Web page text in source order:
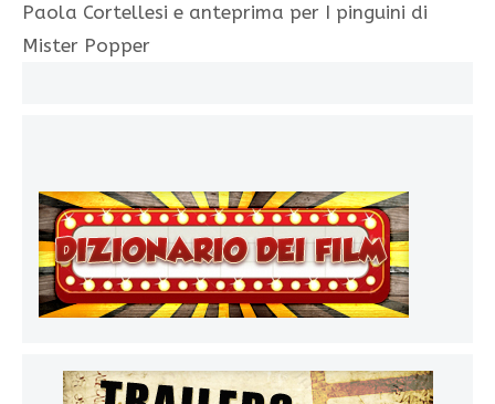
Paola Cortellesi e anteprima per I pinguini di
Mister Popper